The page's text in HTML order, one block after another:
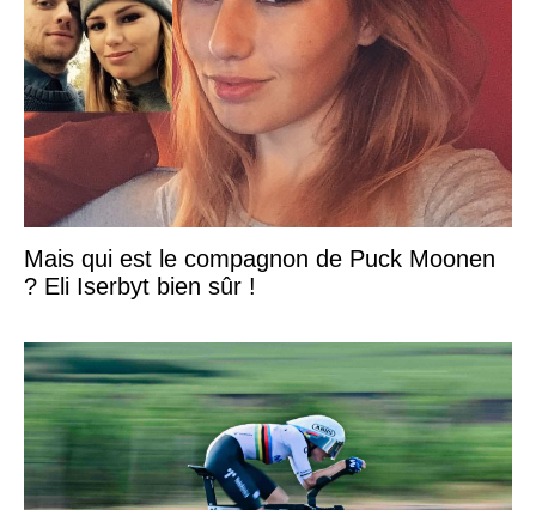
Mais qui est le compagnon de Puck Moonen
? Eli Iserbyt bien sûr !